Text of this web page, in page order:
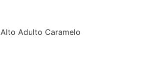
Adulto Caramelo